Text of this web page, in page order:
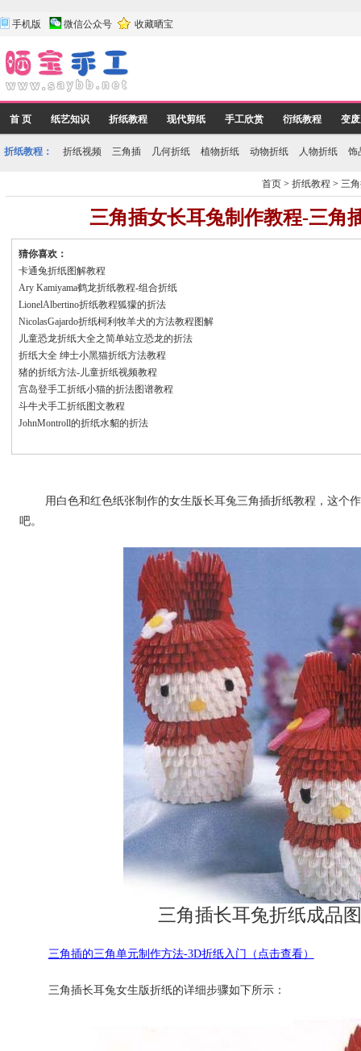
手机版 微信公众号 收藏晒宝
首 页 纸艺知识 折纸教程 现代剪纸 手工欣赏 衍纸教程 变
折纸教程： 折纸视频 三角插 几何折纸 植物折纸 动物折纸 人物折纸 饰
首页 >折纸教程 >三
三角插女长耳兔制作教程-三角
猜你喜欢：
卡通兔折纸图解教程
Ary Kamiyama鹤龙折纸教程-组合折纸
LionelAlbertino折纸教程狐獴的折法
NicolasGajardo折纸柯利牧羊犬的方法教程图解
儿童恐龙折纸大全之简单站立恐龙的折法
折纸大全 绅士小黑猫折纸方法教程
猪的折纸方法-儿童折纸视频教程
宫岛登手工折纸小猫的折法图谱教程
斗牛犬手工折纸图文教程
JohnMontroll的折纸水貂的折法
用白色和红色纸张制作的女生版长耳兔三角插折纸教程，这个
吧。
三角插长耳兔折纸成品
三角插的三角单元制作方法-3D折纸入门（点击查看）
三角插长耳兔女生版折纸的详细步骤如下所示：